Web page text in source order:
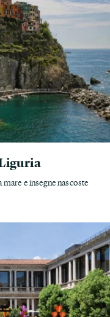
e insegne nascoste